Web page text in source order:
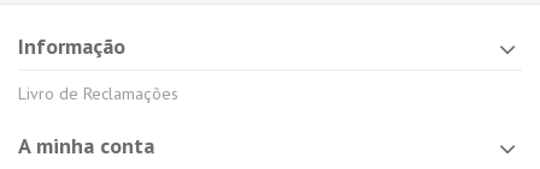
Informação
Livro de Reclamações
A minha conta